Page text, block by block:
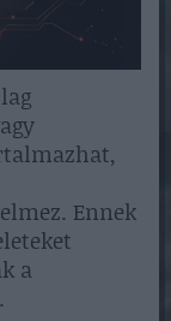
Ennek
a